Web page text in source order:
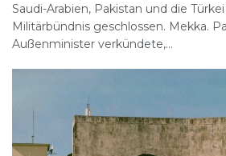
Saudi-Arabien, Pakistan und die
Militärbündnis geschlossen. Mekka.
Außenminister verkündete,...